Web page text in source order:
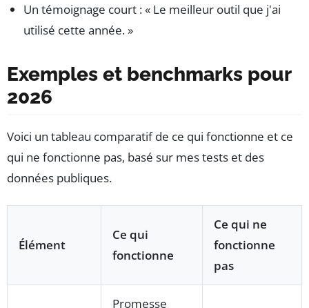
Un témoignage court : « Le meilleur outil que j'ai
utilisé cette année. »
Exemples et benchmarks pour
2026
Voici un tableau comparatif de ce qui fonctionne et ce
qui ne fonctionne pas, basé sur mes tests et des
données publiques.
Élément
Ce qui
fonctionne
Ce qui ne
fonctionne
pas
Promesse